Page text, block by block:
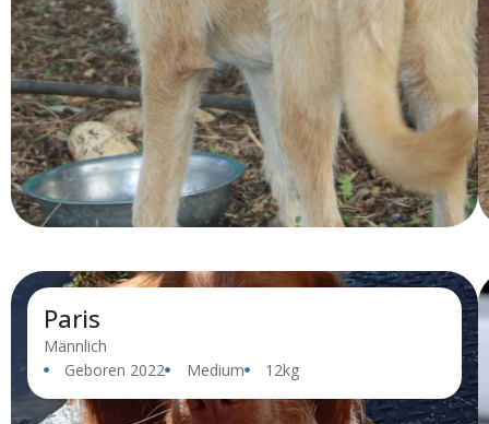
Paris
Männlich
Geboren 2022
Medium 12kg